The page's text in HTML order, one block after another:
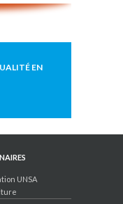
EN
UNSA